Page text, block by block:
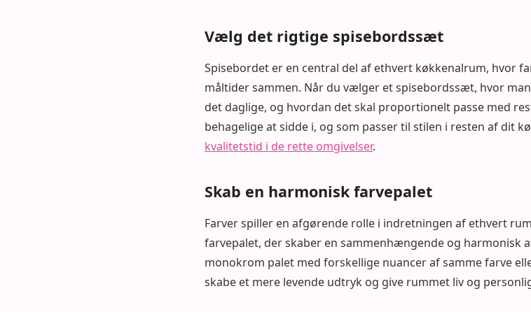
Vælg det rigtige spisebordssæt
Spisebordet er en central del af ethvert køkkenalrum, hvor
måltider sammen. Når du vælger et spisebordssæt, hvor
det daglige, og hvordan det skal proportionelt passe med
behagelige at sidde i, og som passer til stilen i resten af dit
kvalitetstid i de rette omgivelser.
Skab en harmonisk farvepalet
Farver spiller en afgørende rolle i indretningen af ethvert
farvepalet, der skaber en sammenhængende og harmonisk
monokrom palet med forskellige nuancer af samme farve
skabe et mere levende udtryk og give rummet liv og